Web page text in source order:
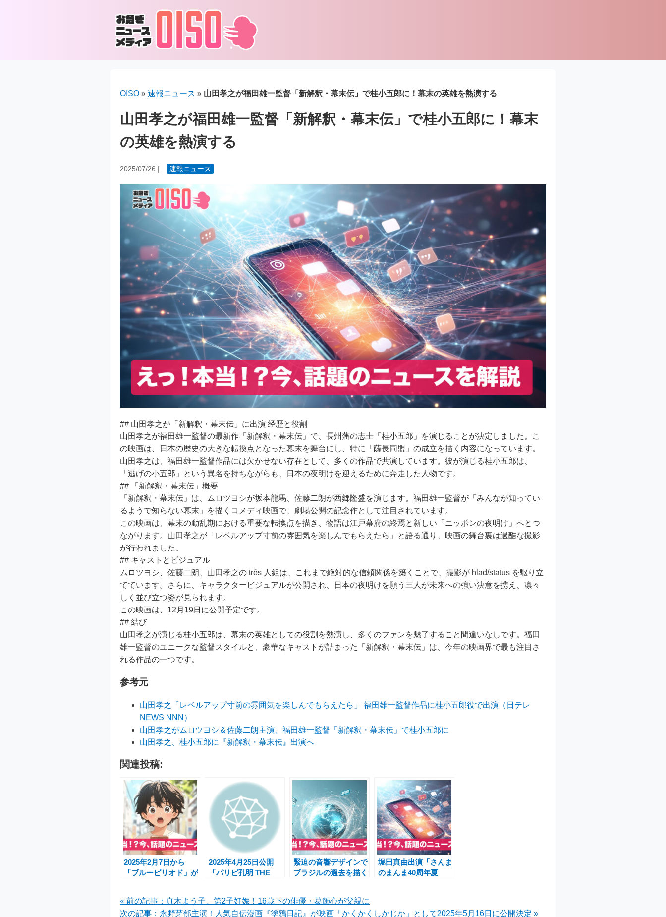
OISO » 速報ニュース » 山田孝之が福田雄一監督「新解釈・幕末伝」で桂小五郎に！幕末の英雄を熱演する
山田孝之が福田雄一監督「新解釈・幕末伝」で桂小五郎に！幕末
の英雄を熱演する
2025/07/26 | 速報ニュース
## 山田孝之が「新解釈・幕末伝」に出演 经歴と役割
山田孝之が福田雄一監督の最新作「新解釈・幕末伝」で、長州藩の志士「桂小五郎」を演じることが決定しました。こ
の映画は、日本の歴史の大きな転換点となった幕末を舞台にし、特に「薩長同盟」の成立を描く内容になっています。
山田孝之は、福田雄一監督作品には欠かせない存在として、多くの作品で共演しています。彼が演じる桂小五郎は、
「逃げの小五郎」という異名を持ちながらも、日本の夜明けを迎えるために奔走した人物です。
## 「新解釈・幕末伝」概要
「新解釈・幕末伝」は、ムロツヨシが坂本龍馬、佐藤二朗が西郷隆盛を演じます。福田雄一監督が「みんなが知ってい
るようで知らない幕末」を描くコメディ映画で、劇場公開の記念作として注目されています。
この映画は、幕末の動乱期における重要な転換点を描き、物語は江戸幕府の終焉と新しい「ニッポンの夜明け」へとつ
ながります。山田孝之が「レベルアップ寸前の雰囲気を楽しんでもらえたら」と語る通り、映画の舞台裏は過酷な撮影
が行われました。
## キャストとビジュアル
ムロツヨシ、佐藤二朗、山田孝之の três 人組は、これまで絶対的な信頼関係を築くことで、撮影が hlad/status を駆り立
てています。さらに、キャラクタービジュアルが公開され、日本の夜明けを願う三人が未来への強い決意を携え、凛々
しく並び立つ姿が見られます。
この映画は、12月19日に公開予定です。
## 結び
山田孝之が演じる桂小五郎は、幕末の英雄としての役割を熱演し、多くのファンを魅了すること間違いなしです。福田
雄一監督のユニークな監督スタイルと、豪華なキャストが詰まった「新解釈・幕末伝」は、今年の映画界で最も注目さ
れる作品の一つです。
参考元
山田孝之「レベルアップ寸前の雰囲気を楽しんでもらえたら」 福田雄一監督作品に桂小五郎役で出演（日テレ
NEWS NNN）
山田孝之がムロツヨシ＆佐藤二朗主演、福田雄一監督「新解釈・幕末伝」で桂小五郎に
山田孝之、桂小五郎に『新解釈・幕末伝』出演へ
関連投稿:
2025年2月7日から
「ブルーピリオド」が
2025年4月25日公開
「パリピ孔明 THE
緊迫の音響デザインで
ブラジルの過去を描く
堀田真由出演「さんま
のまんま40周年夏
石家さんまと磯村勇斗
« 前の記事：真木よう子、第2子妊娠！16歳下の俳優・葛飾心が父親に
次の記事：永野芽郁主演！人気自伝漫画『塗鴉日記』が映画「かくかくしかじか」として2025年5月16日に公開決定 »